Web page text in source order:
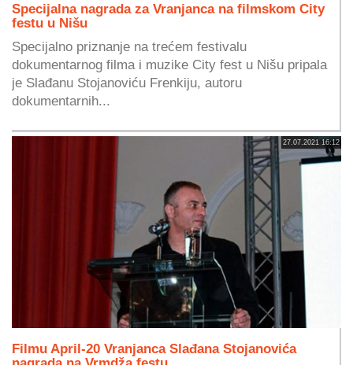
Specijalna nagrada za Vranjanca na filmskom City
festu u Nišu
Specijalno priznanje na trećem festivalu
dokumentarnog filma i muzike City fest u Nišu pripala
je Slađanu Stojanoviću Frenkiju, autoru
dokumentarnih...
27.07.2021 16:12
Filmu April-20 Vranjanca Slađana Stojanovića